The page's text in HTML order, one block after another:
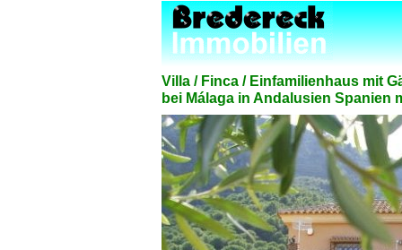
Villa / Finca / Einfamilienhaus mit
bei Málaga in Andalusien Spanien